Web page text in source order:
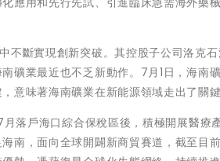
斷實現創新突破。其控股子公司洛克
礦業最近也不乏新動作。7月1日，海南
意味著海南礦業在新能源領域走出了關鍵
落戶海口綜合保稅區後，積極開展醫療
南，面向全球開闢新商貿賽道，截至目